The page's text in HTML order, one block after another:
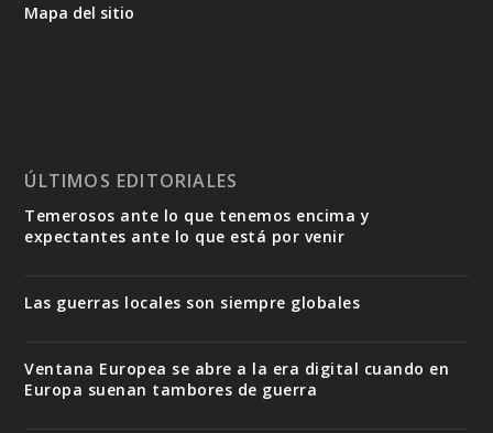
Mapa del sitio
ÚLTIMOS EDITORIALES
Temerosos ante lo que tenemos encima y
expectantes ante lo que está por venir
Las guerras locales son siempre globales
Ventana Europea se abre a la era digital cuando en
Europa suenan tambores de guerra